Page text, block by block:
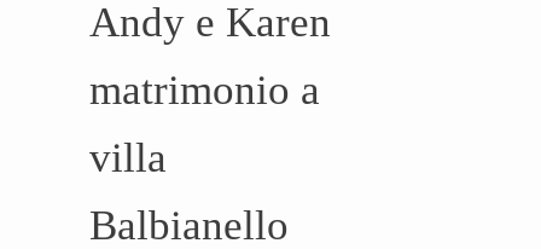
Andy e Karen
matrimonio a
villa
Balbianello